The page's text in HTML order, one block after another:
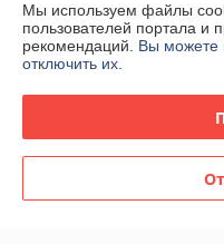
Полная версия сайта
Сайт создан на
Мы используем файлы
пользователей портала и
рекомендаций. Вы можете
отключить их.